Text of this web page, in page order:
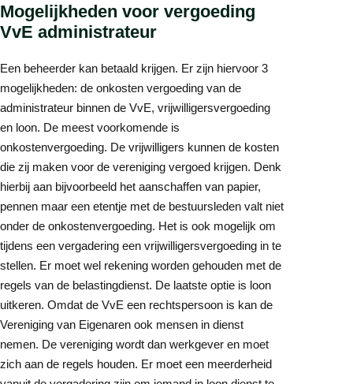
Mogelijkheden voor vergoeding
VvE administrateur
Een beheerder kan betaald krijgen. Er zijn hiervoor 3
mogelijkheden: de onkosten vergoeding van de
administrateur binnen de VvE, vrijwilligersvergoeding
en loon. De meest voorkomende is
onkostenvergoeding. De vrijwilligers kunnen de kosten
die zij maken voor de vereniging vergoed krijgen. Denk
hierbij aan bijvoorbeeld het aanschaffen van papier,
pennen maar een etentje met de bestuursleden valt niet
onder de onkostenvergoeding. Het is ook mogelijk om
tijdens een vergadering een vrijwilligersvergoeding in te
stellen. Er moet wel rekening worden gehouden met de
regels van de belastingdienst. De laatste optie is loon
uitkeren. Omdat de VvE een rechtspersoon is kan de
Vereniging van Eigenaren ook mensen in dienst
nemen. De vereniging wordt dan werkgever en moet
zich aan de regels houden. Er moet een meerderheid